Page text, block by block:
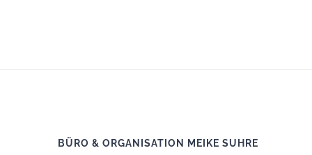
BÜRO & ORGANISATION MEIKE SUHRE